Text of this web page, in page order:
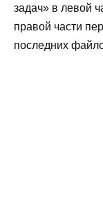
задач» в левой
правой части
последних